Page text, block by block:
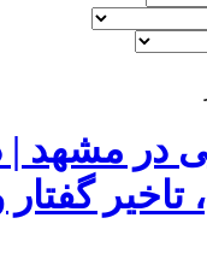
در مشهد |
گفتار و